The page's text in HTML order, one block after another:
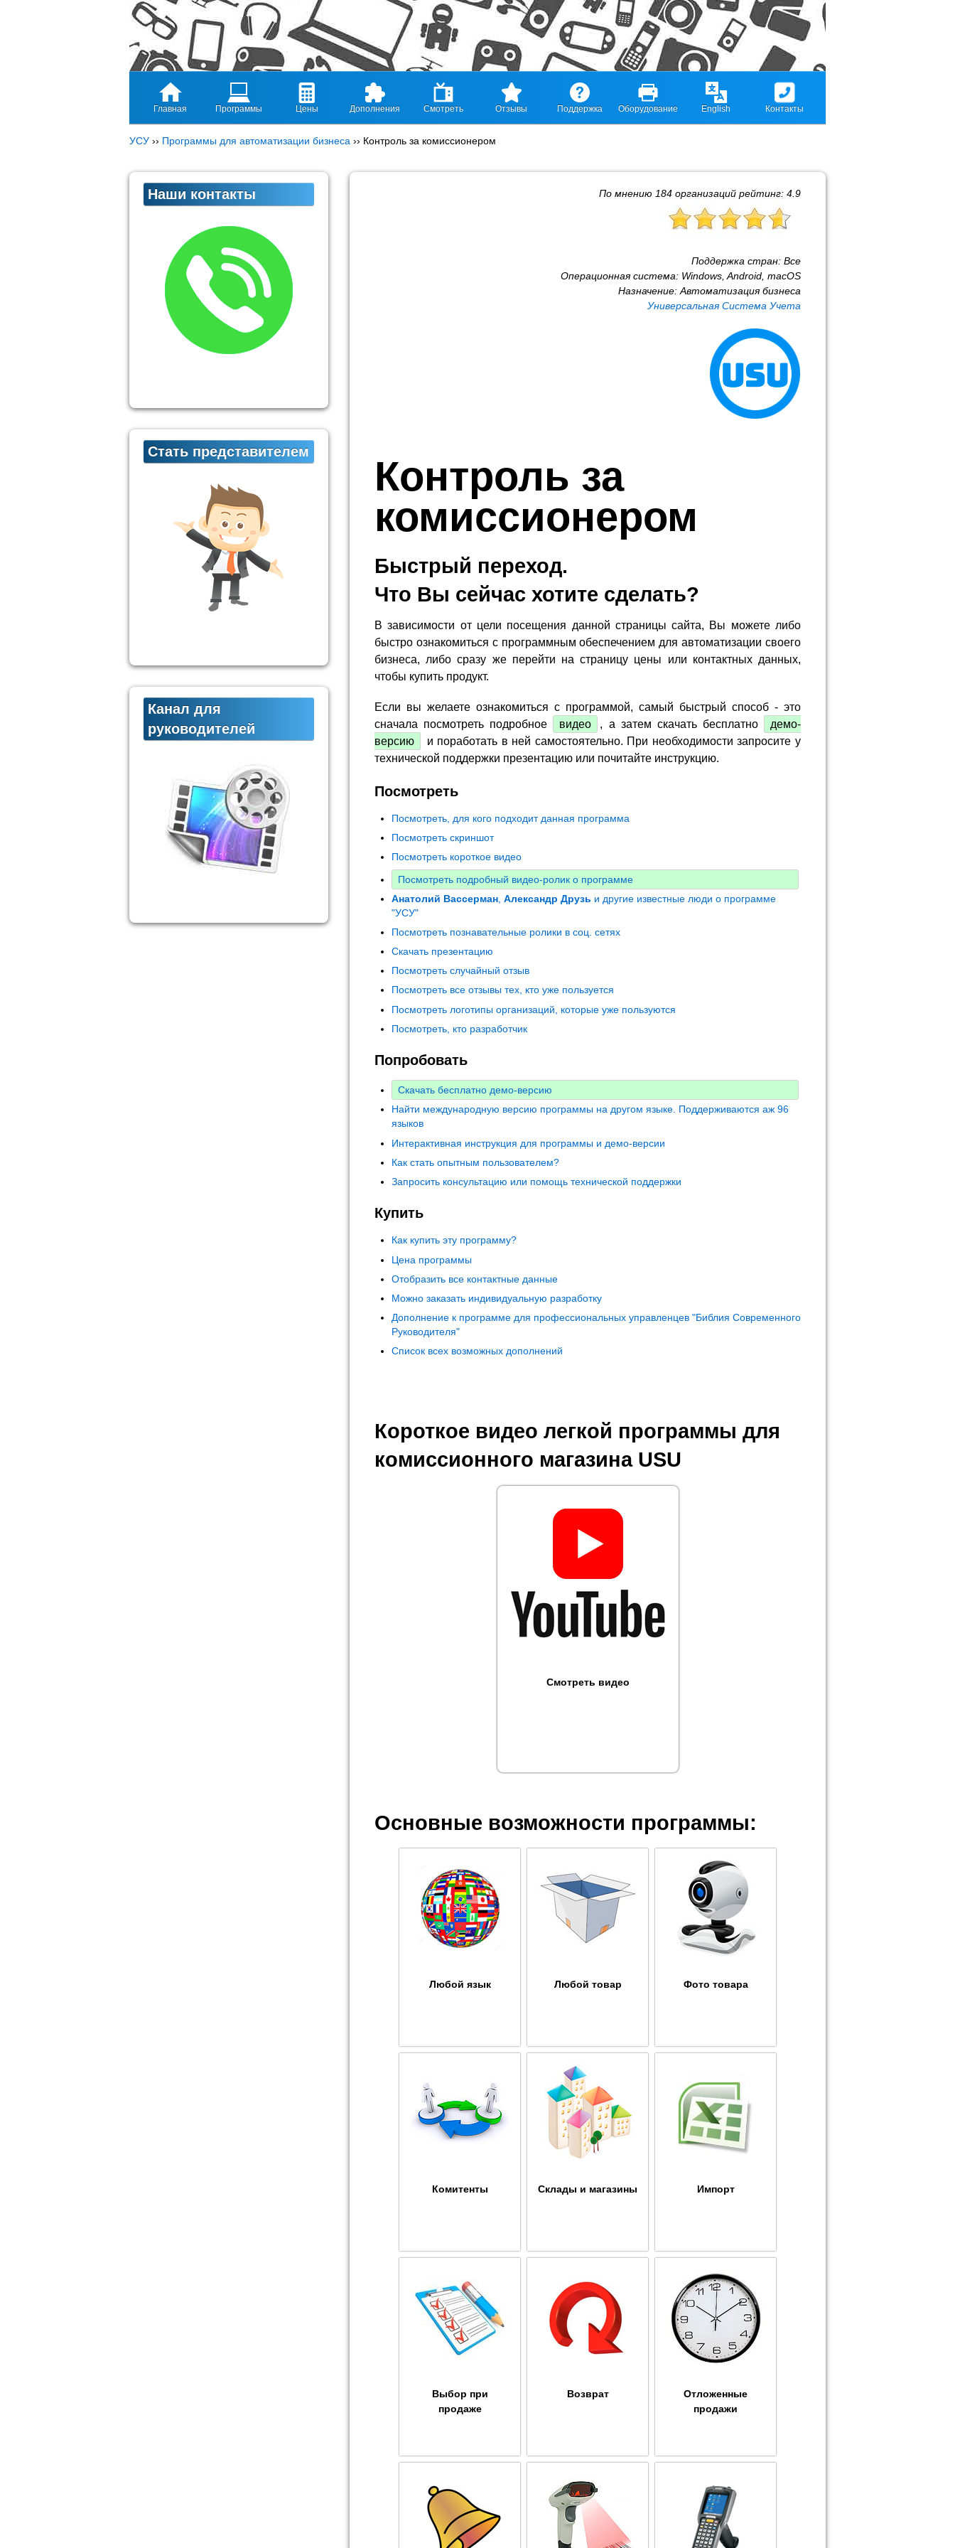
Главная Программы Цены Дополнения Смотреть Отзывы Поддержка Оборудование English Контакты
УСУ ›› Программы для автоматизации бизнеса ›› Контроль за комиссионером
По мнению 184 организаций рейтинг: 4.9
Поддержка стран: Все
Операционная система: Windows, Android, macOS
Назначение: Автоматизация бизнеса
Универсальная Система Учета
Контроль за
комиссионером
Быстрый переход.
Что Вы сейчас хотите сделать?
В зависимости от цели посещения данной страницы сайта, Вы можете либо
быстро ознакомиться с программным обеспечением для автоматизации своего
бизнеса, либо сразу же перейти на страницу цены или контактных данных,
чтобы купить продукт.
Если вы желаете ознакомиться с программой, самый быстрый способ - это
сначала посмотреть подробное
видео , а затем скачать бесплатно
демо-
версию
и поработать в ней самостоятельно. При необходимости запросите у
технической поддержки презентацию или почитайте инструкцию.
Посмотреть
Посмотреть, для кого подходит данная программа
Посмотреть скриншот
Посмотреть короткое видео
Посмотреть подробный видео-ролик о программе
Анатолий Вассерман Александр Друзь и другие известные люди о программе
"УСУ"
Посмотреть познавательные ролики в соц. сетях
Скачать презентацию
Посмотреть случайный отзыв
Посмотреть все отзывы тех, кто уже пользуется
Посмотреть логотипы организаций, которые уже пользуются
Посмотреть, кто разработчик
Попробовать
Скачать бесплатно демо-версию
Найти международную версию программы на другом языке. Поддерживаются аж 96
языков
Интерактивная инструкция для программы и демо-версии
Как стать опытным пользователем?
Запросить консультацию или помощь технической поддержки
Купить
Как купить эту программу?
Цена программы
Отобразить все контактные данные
Можно заказать индивидуальную разработку
Дополнение к программе для профессиональных управленцев "Библия Современного
Руководителя"
Список всех возможных дополнений
Короткое видео легкой программы для
комиссионного магазина USU
Смотреть видео
Основные возможности программы:
Любой язык Любой товар Фото товара
Комитенты Склады и магазины Импорт
Выбор при
продаже
Возврат
Отложенные
продажи
Наши контакты
Стать представителем
Канал для
руководителей